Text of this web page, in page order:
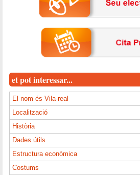
et pot interessar...
El nom és Vila-real
Localització
Història
Dades útils
Estructura econòmica
Costums